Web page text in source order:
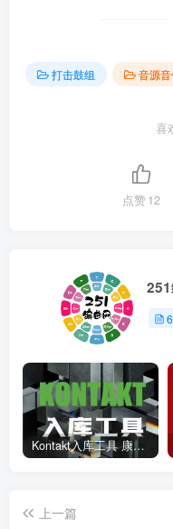
打击鼓组 音源
喜
点赞12
Kontakt入库工具 康泰克入库教程
上一篇